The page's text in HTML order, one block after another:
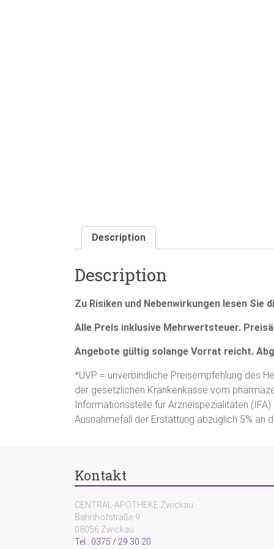
Description
Description
Zu Risiken und Nebenwirkungen lesen
Alle Preis inklusive Mehrwertsteuer.
Angebote gültig solange Vorrat reicht.
*UVP = unverbindliche Preisempfehlung des
der gesetzlichen Krankenkasse vom
Informationsstelle für Arzneispezialitäten
Ausnahmefall der Erstattung abzüglich 5% an
Kontakt
CENTRAL-APOTHEKE Zwickau
Bahnhofstraße 9
08056 Zwickau
Tel.: 0375 / 29 30 20